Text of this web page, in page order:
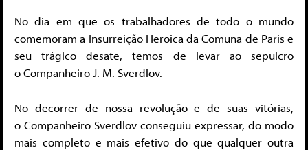
No dia em que os trabalhadores de todo o mundo
comemoram a Insurreição Heroica da Comuna de Paris e
seu trágico desate, temos de levar ao sepulcro
o Companheiro J. M. Sverdlov.
No decorrer de nossa revolução e de suas vitórias,
o Companheiro Sverdlov conseguiu expressar, do modo
mais completo e mais efetivo do que qualquer outra